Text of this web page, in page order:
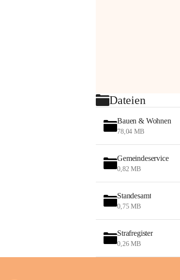
Dateien
Bauen & Wohnen
78,04 MB
Gemeindeservice
0,82 MB
Standesamt
0,75 MB
Strafregister
0,26 MB